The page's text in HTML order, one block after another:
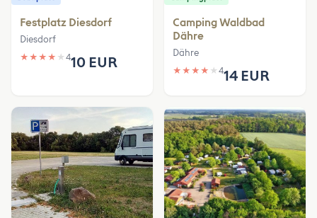
Festplatz Diesdorf
Diesdorf
★ ★ ★ ★ ★ 410 EUR
Camping Waldbad
Dähre
Dähre
★ ★ ★ ★ ★ 414 EUR